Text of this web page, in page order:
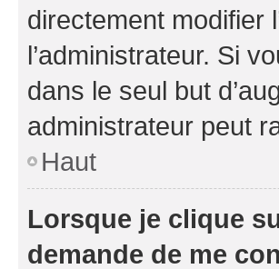
directement modifier
l’administrateur. Si
dans le seul but
administrateur peut
Haut
Lorsque je clique
demande de me